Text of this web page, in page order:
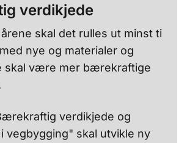
verdikjede
skal det rulles ut minst ti
nye og materialer og
skal være mer bærekraftige
verdikjede og
vegbygging" skal utvikle ny